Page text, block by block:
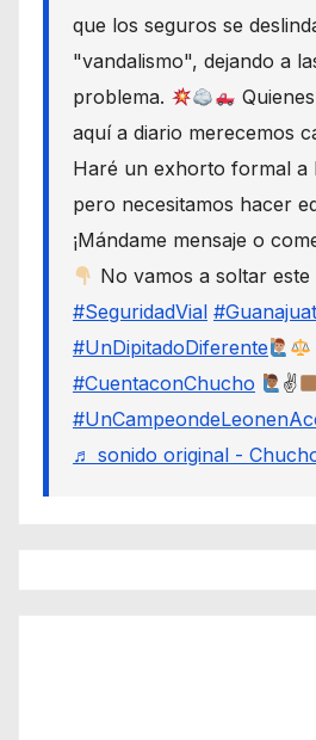
que los seguros se
"vandalismo", dejando a
problema.
aquí a diario merecemos
Haré un exhorto formal a
pero necesitamos hacer
¡Mándame mensaje o
No vamos a soltar este
#SeguridadVial
#UnDipitadoDiferente
#CuentaconChucho
✌
♬ sonido original -